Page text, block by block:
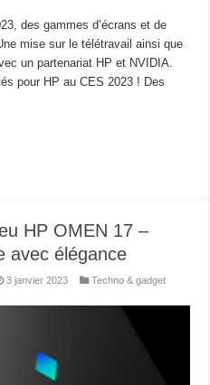
des gammes d’écrans et de
mise sur le télétravail ainsi que
un partenariat HP et NVIDIA.
pour HP au CES 2023 ! Des
HP OMEN 17 –
avec élégance
3 janvier 2023
Techno & gadget